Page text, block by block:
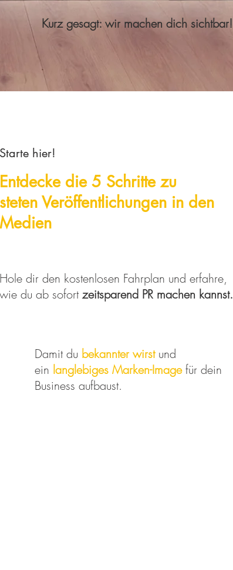
Kurz gesagt: wir machen dich sichtbar!
Starte hier!
Entdecke die 5 Schritte zu
steten Veröffentlichungen in den
Medien
Hole dir den kostenlosen Fahrplan und erfahre,
wie du ab sofortzeitsparend PR machen kannst.
Damit du bekannter wirstund
ein langlebiges Marken-Imagefür dein
Business aufbaust.